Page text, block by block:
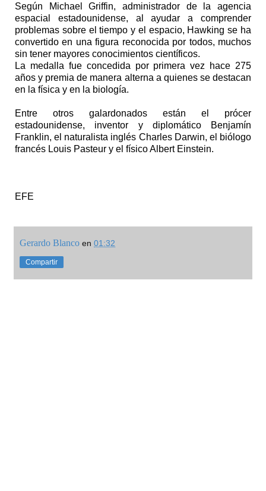
Según Michael Griffin, administrador de la agencia
espacial estadounidense, al ayudar a comprender
problemas sobre el tiempo y el espacio, Hawking se ha
convertido en una figura reconocida por todos, muchos
sin tener mayores conocimientos científicos.
La medalla fue concedida por primera vez hace 275
años y premia de manera alterna a quienes se destacan
en la física y en la biología.
Entre otros galardonados están el prócer
estadounidense, inventor y diplomático Benjamín
Franklin, el naturalista inglés Charles Darwin, el biólogo
francés Louis Pasteur y el físico Albert Einstein.
EFE
Gerardo Blanco en 01:32
Compartir